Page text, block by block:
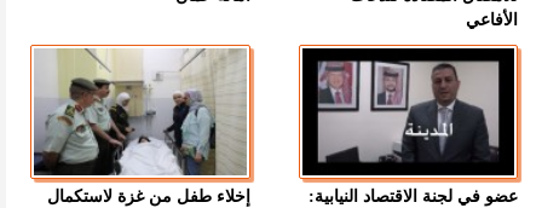
الأفاعي
عضو في لجنة الاقتصاد النيابية:
إخلاء طفل من غزة لاستكمال